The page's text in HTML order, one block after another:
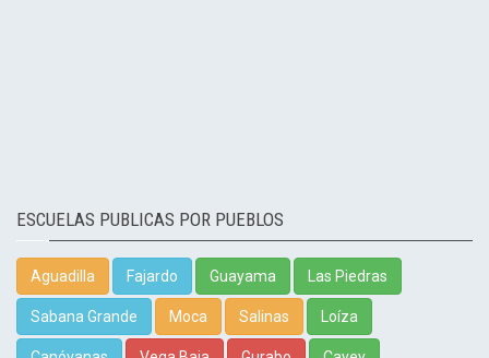
ESCUELAS PUBLICAS POR PUEBLOS
Aguadilla Fajardo Guayama Las Piedras
Sabana Grande Moca Salinas Loíza